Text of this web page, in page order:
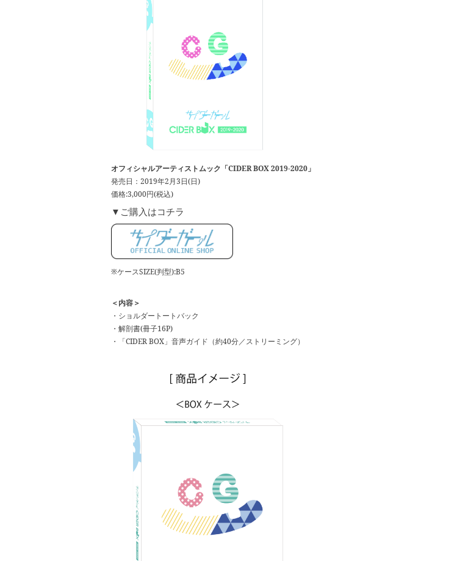
オフィシャルアーティストムック「CIDER BOX 2019-2020」
発売日：2019年2月3日(日)
価格:3,000円(税込)
▼ご購入はコチラ
※ケースSIZE(判型):B5
＜内容＞
・ショルダートートバック
・解剖書(冊子16P)
・「CIDER BOX」音声ガイド（約40分／ストリーミング）